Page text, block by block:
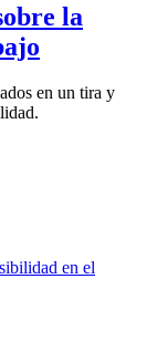
la
en un tira y